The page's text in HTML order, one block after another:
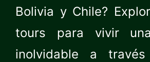
Bolivia y Chile?
tours para vivir
inolvidable a